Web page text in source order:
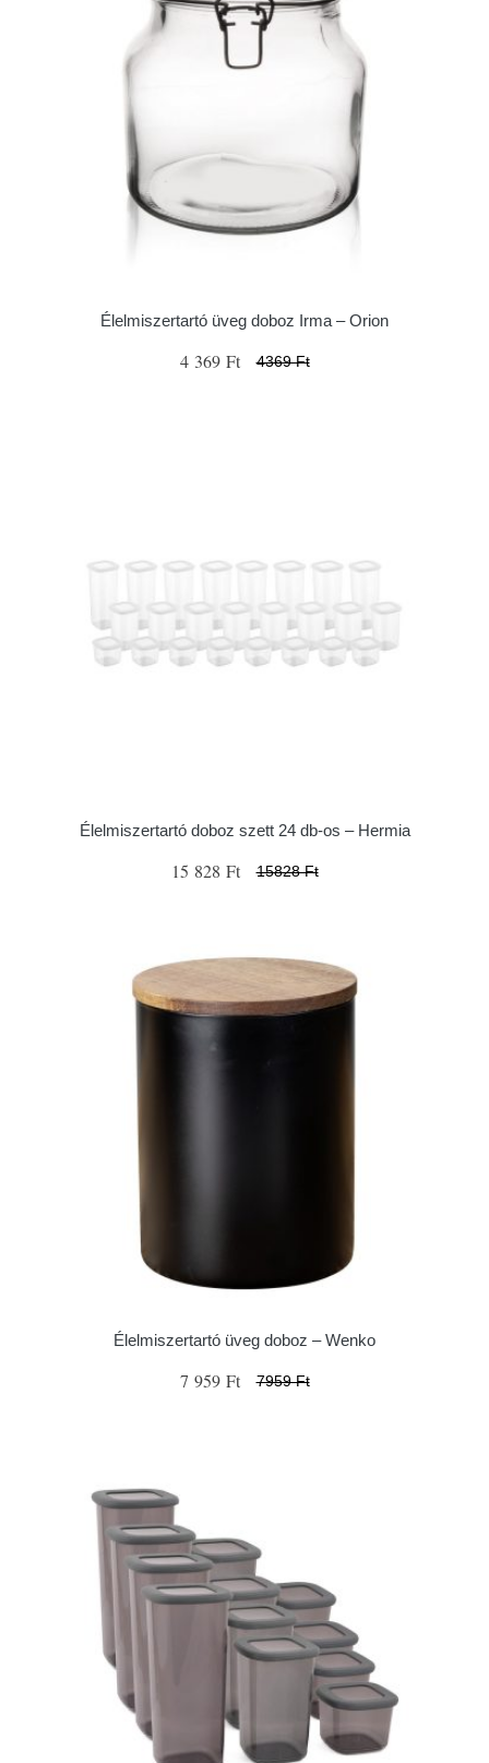
Élelmiszertartó üveg doboz Irma – Orion
4 369 Ft 4369 Ft
Élelmiszertartó doboz szett 24 db-os – Hermia
15 828 Ft 15828 Ft
Élelmiszertartó üveg doboz – Wenko
7 959 Ft 7959 Ft